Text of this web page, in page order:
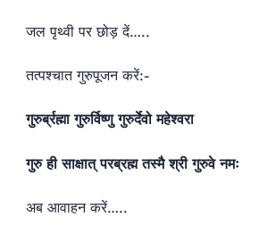
जल पृथ्वी पर छोड़ दें…..
तत्पश्चात गुरुपूजन करें:-
गुरुर्ब्रह्मा गुरुर्विष्णु गुरुर्देवो महेश्वरा
गुरु ही साक्षात् परब्रह्म तस्मै श्री गुरुवे नमः
अब आवाहन करें…..